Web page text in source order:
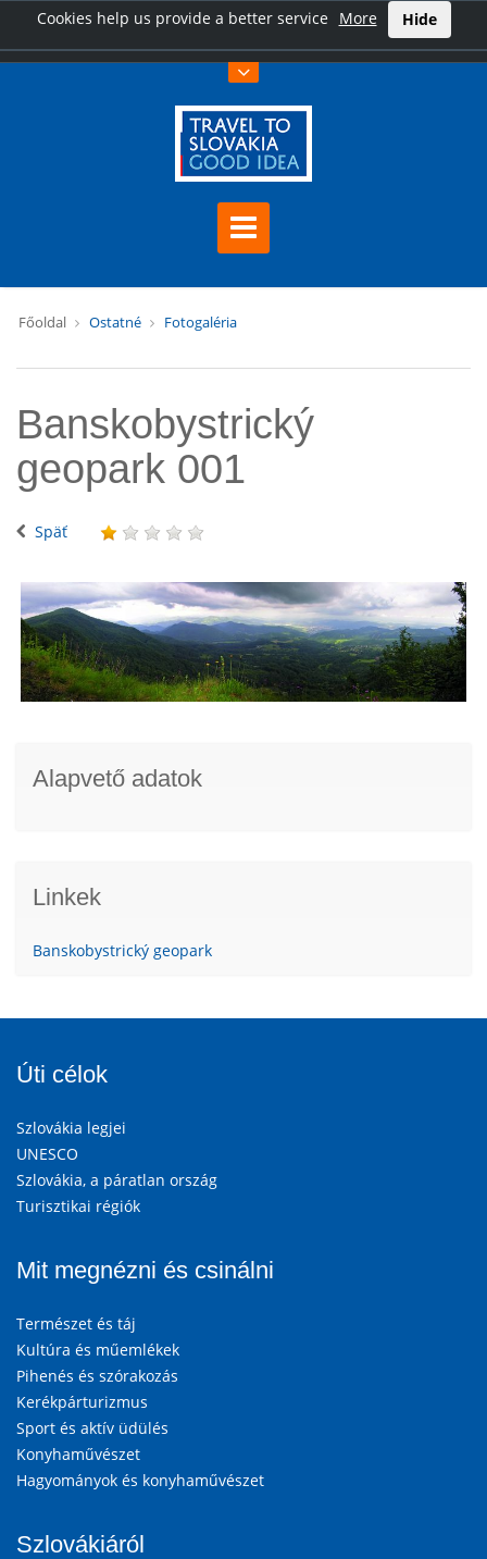
Cookies help us provide a better service More Hide
Főoldal Ostatné Fotogaléria
Banskobystrický
geopark 001
Späť
Alapvető adatok
Linkek
Banskobystrický geopark
Úti célok
Szlovákia legjei
UNESCO
Szlovákia, a páratlan ország
Turisztikai régiók
Mit megnézni és csinálni
Természet és táj
Kultúra és műemlékek
Pihenés és szórakozás
Kerékpárturizmus
Sport és aktív üdülés
Konyhaművészet
Hagyományok és konyhaművészet
Szlovákiáról